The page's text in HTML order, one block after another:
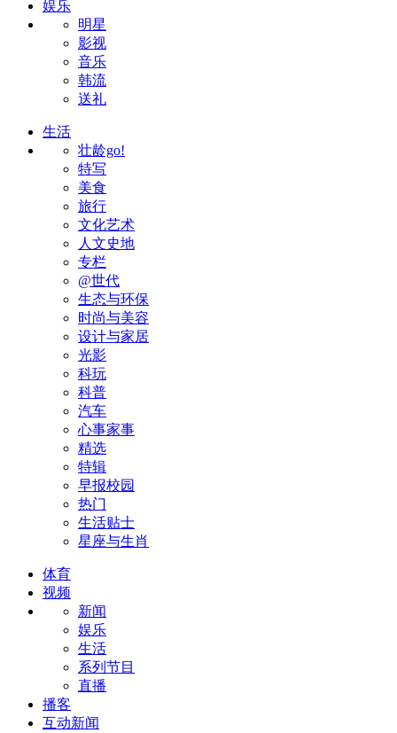
娱乐
明星
影视
音乐
韩流
送礼
生活
壮龄go!
特写
美食
旅行
文化艺术
人文史地
专栏
@世代
生态与环保
时尚与美容
设计与家居
光影
科玩
科普
汽车
心事家事
精选
特辑
早报校园
热门
生活贴士
星座与生肖
体育
视频
新闻
娱乐
生活
系列节目
直播
播客
互动新闻